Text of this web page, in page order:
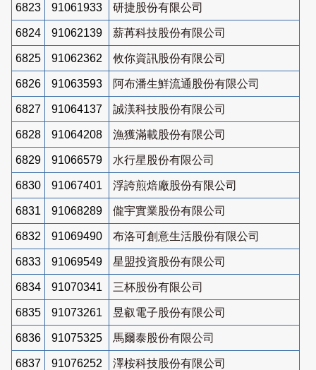
6823 91061933 研捷股份有限公司
6824 91062139 薪苒科技股份有限公司
6825 91062362 攸你資訊股份有限公司
6826 91063593 阿布潘生鮮流通股份有限公司
6827 91064137 誠渼科技股份有限公司
6828 91064208 漁獲滿載股份有限公司
6829 91066579 水行星股份有限公司
6830 91067401 浮誇煎焙廠股份有限公司
6831 91068289 儱宇實業股份有限公司
6832 91069490 布洛可創意生活股份有限公司
6833 91069549 星盟投資股份有限公司
6834 91070341 三杯股份有限公司
6835 91073261 昱叡電子股份有限公司
6836 91075325 馬爾泰股份有限公司
6837 91076252 澤桉科技股份有限公司